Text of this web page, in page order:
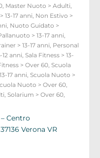
Master Nuoto > Adulti
13-17 anni Non Estivo >
Nuoto Guidato >
> 13-17 anni
> 13-17 anni Personal
anni ,Sala Fitness > 13-
> Over 60 ,Scuola
17 anni ,Scuola Nuoto >
Nuoto > Over 60
,Solarium > Over 60
– Centro
Verona VR